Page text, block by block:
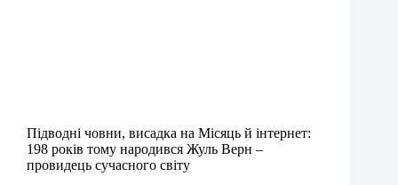
Підводні човни, висадка на Місяць й інтернет:
198 років тому народився Жуль Верн –
провидець сучасного світу